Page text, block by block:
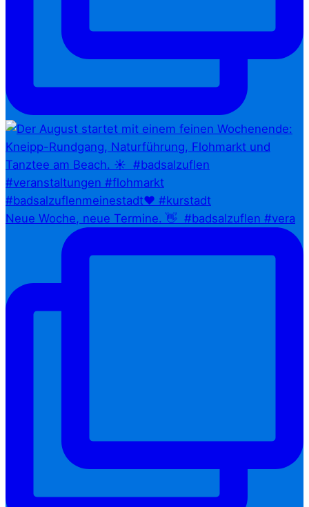
Neue Woche, neue Termine. 👋⁠ ⁠ #badsalzuflen #vera